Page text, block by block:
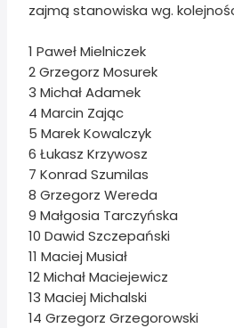
zajmą stanowiska wg.
1 Paweł Mielniczek
2 Grzegorz Mosurek
3 Michał Adamek
4 Marcin Zając
5 Marek Kowalczyk
6 Łukasz Krzywosz
7 Konrad Szumilas
8 Grzegorz Wereda
9 Małgosia Tarczyńska
10 Dawid Szczepański
11 Maciej Musiał
12 Michał Maciejewicz
13 Maciej Michalski
14 Grzegorz Grzegorowski